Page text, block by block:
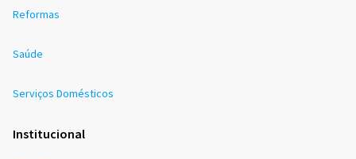
Reformas
Saúde
Serviços Domésticos
Institucional